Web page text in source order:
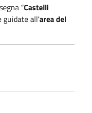
“Castelli
guidate all'area del